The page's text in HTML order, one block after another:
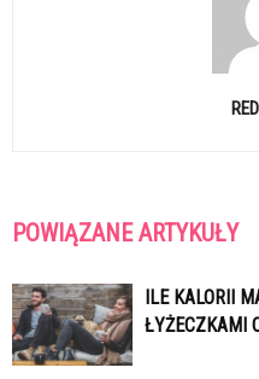
POWIĄZANE ARTYKUŁY
ILE KALORII
ŁYŻECZKAMI